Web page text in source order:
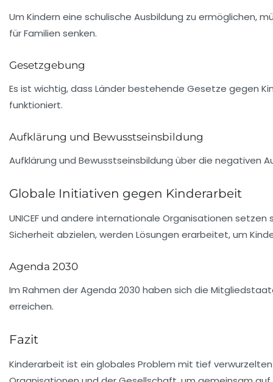
Um Kindern eine schulische Ausbildung zu ermöglichen,
für Familien senken.
Gesetzgebung
Es ist wichtig, dass Länder bestehende Gesetze gegen
funktioniert.
Aufklärung und Bewusstseinsbildung
Aufklärung und Bewusstseinsbildung über die negativen
Globale Initiativen gegen Kinderarbeit
UNICEF und andere internationale Organisationen
Sicherheit abzielen, werden Lösungen erarbeitet, um
Agenda 2030
Im Rahmen derAgenda 2030 haben sich die
erreichen.
Fazit
Kinderarbeit ist ein globales Problem mit tief